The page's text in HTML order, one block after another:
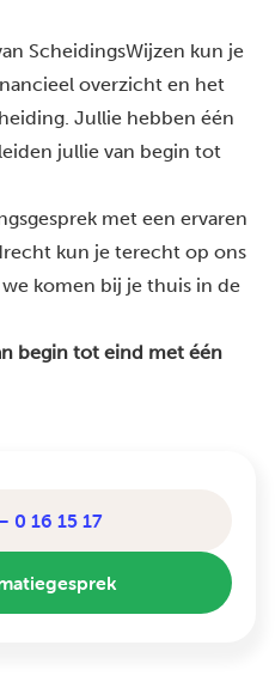
ScheidingsWijzen kun je
overzicht en het
Jullie hebben één
jullie van begin tot
met een ervaren
kun je terecht op ons
komen bij je thuis in de
begin tot eind met één
0 16 15 17